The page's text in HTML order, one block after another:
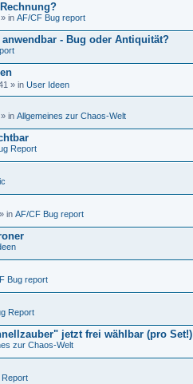
» in AF/CF Bug report
- Bug oder Antiquität?
» in User Ideen
» in Allgemeines zur Chaos-Welt
Report
» in AF/CF Bug report
Bug report
Report
jetzt frei wählbar (pro Set!)
zur Chaos-Welt
Report